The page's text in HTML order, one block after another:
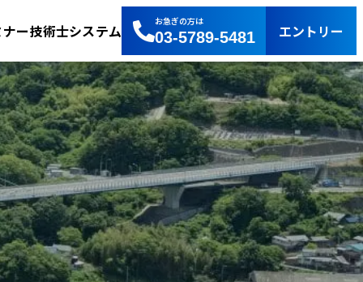
ー技術士システム
お急ぎの方は
03-5789-5481 エントリー